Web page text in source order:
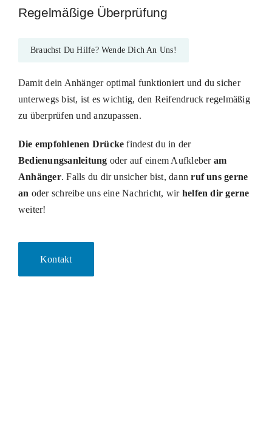
Regelmäßige Überprüfung
Brauchst Du Hilfe? Wende Dich An Uns!
Damit dein Anhänger optimal funktioniert und du sicher
unterwegs bist, ist es wichtig, den Reifendruck regelmäßig
zu überprüfen und anzupassen.
Die empfohlenen Drücke findest du in der
Bedienungsanleitung oder auf einem Aufkleber am
Anhänger. Falls du dir unsicher bist, dannruf uns gerne
an oder schreibe uns eine Nachricht, wir helfen dir gerne
weiter!
Kontakt